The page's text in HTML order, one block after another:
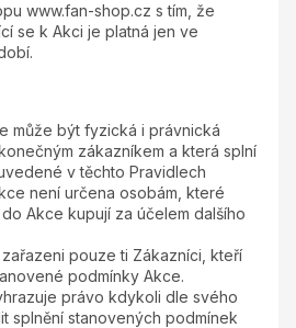
www.fan-shop.cz s tím, že
se k Akci je platná jen ve
může být fyzická i právnická
zákazníkem a která splní
v těchto Pravidlech
není určena osobám, které
Akce kupují za účelem dalšího
pouze ti Zákazníci, kteří
podmínky Akce.
právo kdykoli dle svého
splnění stanovených podmínek